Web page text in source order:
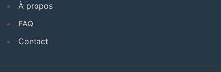
À propos
FAQ
Contact